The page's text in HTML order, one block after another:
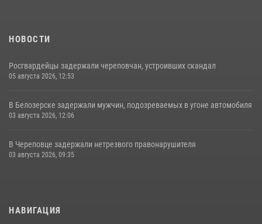
НОВОСТИ
Росгвардейцы задержали череповчан, устроивших скандал
05 августа 2026, 12:53
В Белозерске задержали мужчин, подозреваемых в угоне автомобиля
03 августа 2026, 12:06
В Череповце задержали нетрезвого правонарушителя
03 августа 2026, 09:35
НАВИГАЦИЯ